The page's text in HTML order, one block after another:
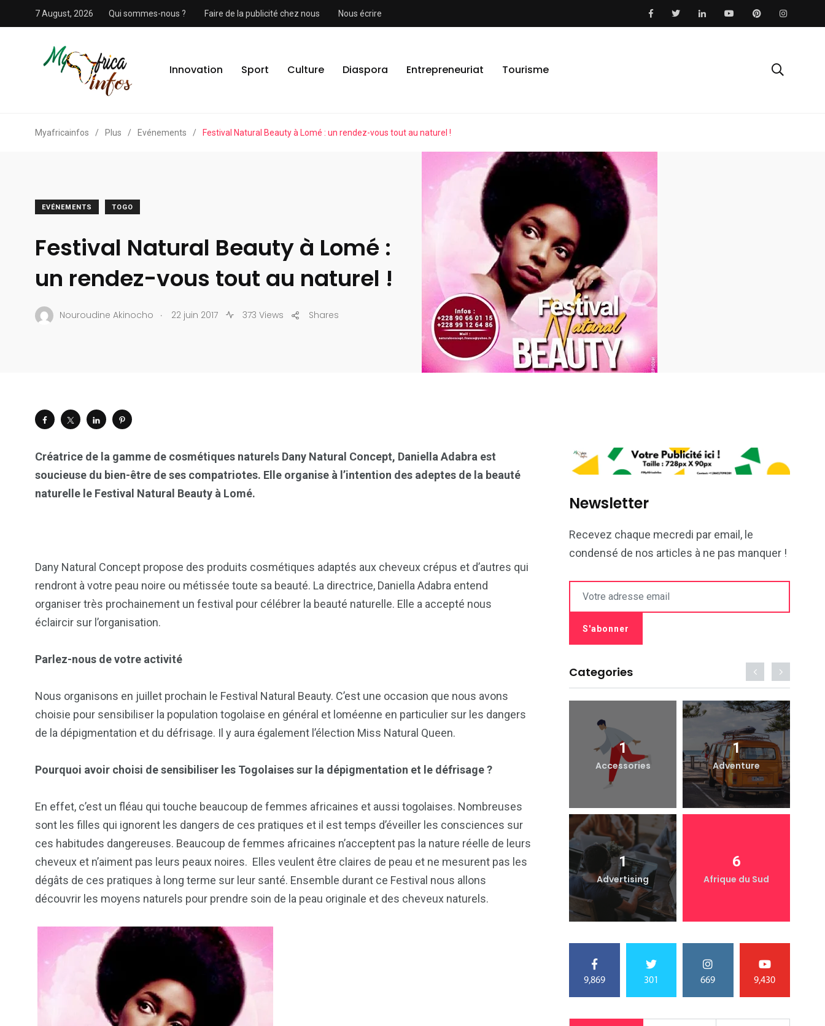
7 August, 2026 Qui sommes-nous ? Faire de la publicité chez nous Nous écrire
Innovation Sport Culture Diaspora Entrepreneuriat Tourisme
Myafricainfos / Plus / Evénements / Festival Natural Beauty à Lomé : un rendez-vous tout au naturel !
EVÉNEMENTS TOGO
Festival Natural Beauty à Lomé :
un rendez-vous tout au naturel !
Nouroudine Akinocho . 22 juin 2017 373 Views Shares
Créatrice de la gamme de cosmétiques naturels Dany Natural Concept, Daniella Adabra est
soucieuse du bien-être de ses compatriotes. Elle organise à l’intention des adeptes de la beauté
naturelle le Festival Natural Beauty à Lomé.
Dany Natural Concept propose des produits cosmétiques adaptés aux cheveux crépus et d’autres qui
rendront à votre peau noire ou métissée toute sa beauté. La directrice, Daniella Adabra entend
organiser très prochainement un festival pour célébrer la beauté naturelle. Elle a accepté nous
éclaircir sur l’organisation.
Parlez-nous de votre activité
Nous organisons en juillet prochain le Festival Natural Beauty. C’est une occasion que nous avons
choisie pour sensibiliser la population togolaise en général et loméenne en particulier sur les dangers
de la dépigmentation et du défrisage. Il y aura également l’élection Miss Natural Queen.
Pourquoi avoir choisi de sensibiliser les Togolaises sur la dépigmentation et le défrisage ?
En effet, c’est un fléau qui touche beaucoup de femmes africaines et aussi togolaises. Nombreuses
sont les filles qui ignorent les dangers de ces pratiques et il est temps d’éveiller les consciences sur
ces habitudes dangereuses. Beaucoup de femmes africaines n’acceptent pas la nature réelle de leurs
cheveux et n’aiment pas leurs peaux noires. Elles veulent être claires de peau et ne mesurent pas les
dégâts de ces pratiques à long terme sur leur santé. Ensemble durant ce Festival nous allons
découvrir les moyens naturels pour prendre soin de la peau originale et des cheveux naturels.
Newsletter
Recevez chaque mecredi par email, le
condensé de nos articles à ne pas manquer !
Categories
& astuces Une Wedding
1
wedding
1
Weekend Break
Yomadic Zambie
7
Zimbabwe
1
Accessories
1
Adventure
1
Advertising
6
Afrique du Sud
9,869 301 669 9,430